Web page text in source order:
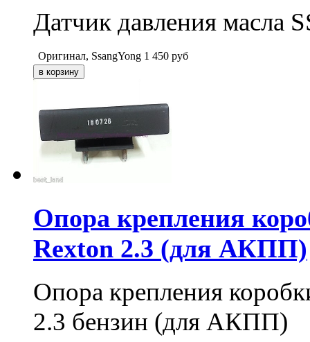
Датчик давления масла
Оригинал, SsangYong 1 450 руб
Опора крепления
Rexton 2.3 (для АКПП)
Опора крепления
2.3 бензин (для АКПП)